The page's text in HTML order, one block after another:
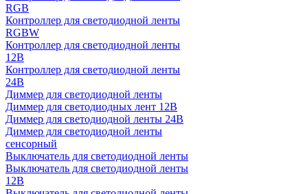
RGB
Контроллер для светодиодной ленты
RGBW
Контроллер для светодиодной ленты
12В
Контроллер для светодиодной ленты
24В
Диммер для светодиодной ленты
Диммер для светодиодных лент 12В
Диммер для светодиодной ленты 24В
Диммер для светодиодной ленты
сенсорный
Выключатель для светодиодной ленты
Выключатель для светодиодной ленты
12В